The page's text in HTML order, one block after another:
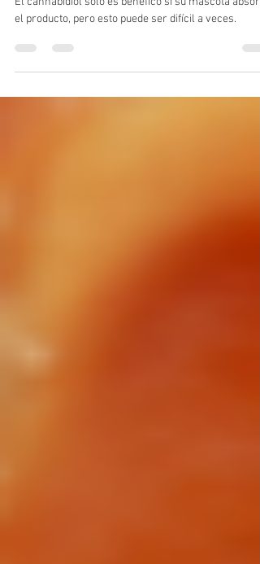
administrar CBD a las mascotas
El cannabidiol solo es benéfico si su mascota